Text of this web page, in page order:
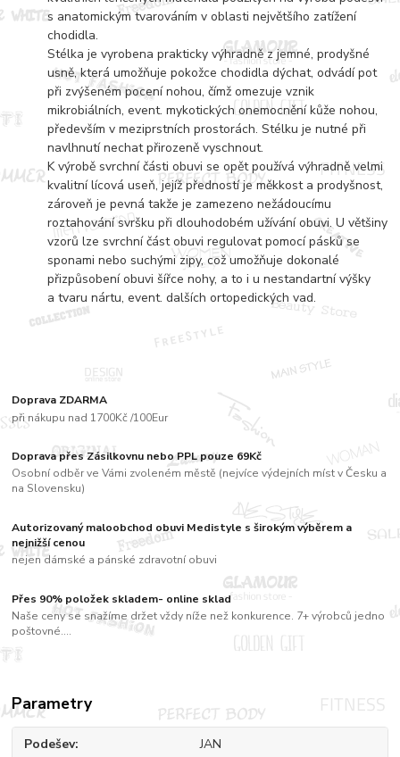
Doprava ZDARMA
při nákupu nad 1700Kč /100Eur
Doprava přes Zásilkovnu nebo PPL pouze 69Kč
Osobní odběr ve Vámi zvoleném městě (nejvíce výdejních míst v Česku a
na Slovensku)
Autorizovaný maloobchod obuvi Medistyle s širokým výběrem a
nejnižší cenou
nejen dámské a pánské zdravotní obuvi
Přes 90% položek skladem- online sklad
Naše ceny se snažíme držet vždy níže než konkurence. 7+ výrobců jedno
poštovné....
s anatomickým tvarováním v oblasti největšího zatížení
chodidla.
Stélka je vyrobena prakticky výhradně z jemné, prodyšné
usně, která umožňuje pokožce chodidla dýchat, odvádí pot
při zvýšeném pocení nohou, čímž omezuje vznik
mikrobiálních, event. mykotických onemocnění kůže nohou,
především v meziprstních prostorách. Stélku je nutné při
navlhnutí nechat přirozeně vyschnout.
K výrobě svrchní části obuvi se opět používá výhradně velmi
kvalitní lícová useň, jejíž předností je měkkost a prodyšnost,
zároveň je pevná takže je zamezeno nežádoucímu
roztahování svršku při dlouhodobém užívání obuvi. U většiny
vzorů lze svrchní část obuvi regulovat pomocí pásků se
sponami nebo suchými zipy, což umožňuje dokonalé
přizpůsobení obuvi šířce nohy, a to i u nestandartní výšky
a tvaru nártu, event. dalších ortopedických vad.
Parametry
Podešev JAN